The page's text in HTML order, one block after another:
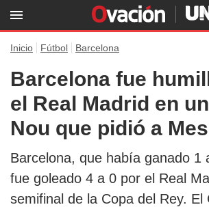
Inicio Fútbol Barcelona
Barcelona fue
el Real Madrid en
Nou que pidió a
Barcelona, que había ganado 1
fue goleado 4 a 0 por el Real
semifinal de la Copa del Rey. El